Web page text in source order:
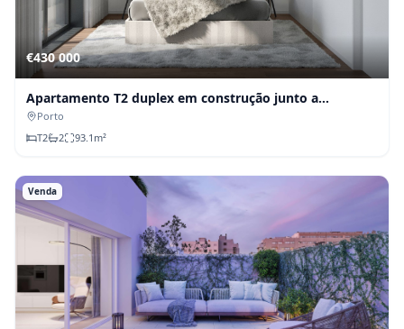
€430 000
Apartamento T2 duplex em construção junto a
Cedofeita — Anza Boa Hora
Porto
T2 2 93.1 m²
Venda